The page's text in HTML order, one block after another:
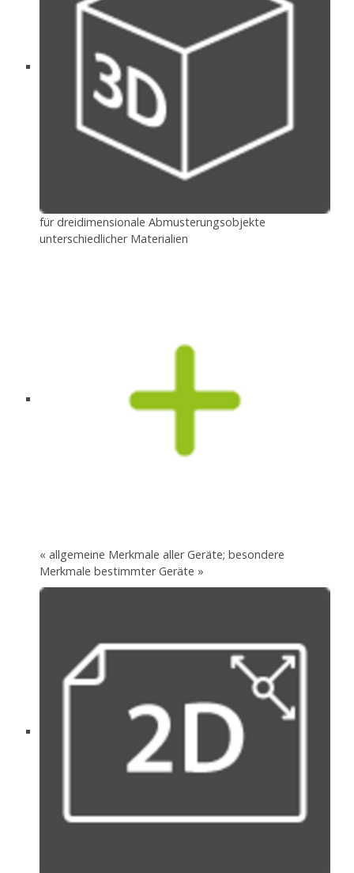
für dreidimensionale Abmusterungsobjekte
unterschiedlicher Materialien
« allgemeine Merkmale aller Geräte; besondere
Merkmale bestimmter Geräte »